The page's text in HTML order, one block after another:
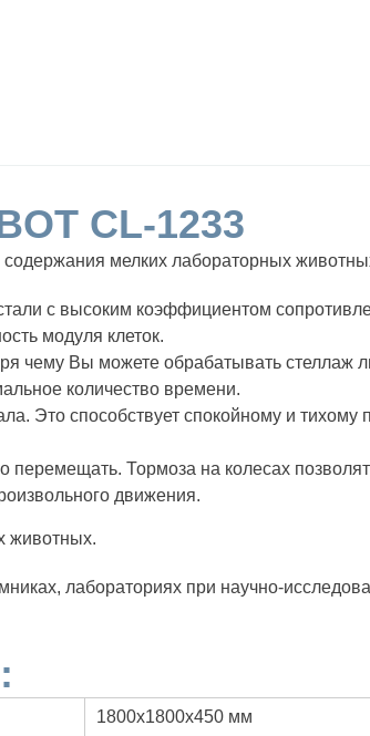
CL-1233
мелких лабораторных
с высоким коэффициентом
модуля клеток.
чему Вы можете обрабатывать стеллаж
количество времени.
Это способствует спокойному и
перемещать. Тормоза на колесах позволят
движения.
животных.
лабораториях при научно-
1800х1800х450 мм